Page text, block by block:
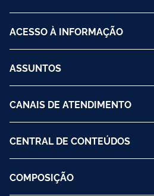
ACESSO À INFORMAÇÃO
ASSUNTOS
CANAIS DE ATENDIMENTO
CENTRAL DE CONTEÚDOS
COMPOSIÇÃO